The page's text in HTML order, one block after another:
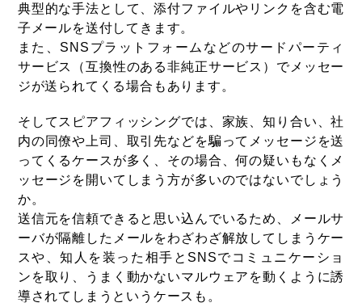
典型的な手法として、添付ファイルやリンクを含む電
子メールを送付してきます。
また、SNSプラットフォームなどのサードパーティ
サービス（互換性のある非純正サービス）でメッセー
ジが送られてくる場合もあります。
そしてスピアフィッシングでは、家族、知り合い、社
内の同僚や上司、取引先などを騙ってメッセージを送
ってくるケースが多く、その場合、何の疑いもなくメ
ッセージを開いてしまう方が多いのではないでしょう
か。
送信元を信頼できると思い込んでいるため、メールサ
ーバが隔離したメールをわざわざ解放してしまうケー
スや、知人を装った相手とSNSでコミュニケーショ
ンを取り、うまく動かないマルウェアを動くように誘
導されてしまうというケースも。